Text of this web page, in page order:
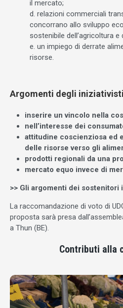
il mercato;
d. relazioni commerciali
concorrano allo sviluppo
sostenibile dell’agricoltura e
e. un impiego di derrate
risorse.
Argomenti degli
inserire un vincolo nella
nell’interesse dei
attitudine coscienziosa ed
delle risorse verso gli
prodotti regionali da una
mercato equo invece di
>> Gli argomenti dei sostenitori
La raccomandazione di voto di
proposta sarà presa
a Thun (BE).
Contributi alla